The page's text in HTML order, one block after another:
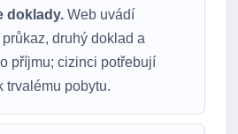
doklady. Web uvádí
druhý doklad a
příjmu; cizinci potřebují
trvalému pobytu.